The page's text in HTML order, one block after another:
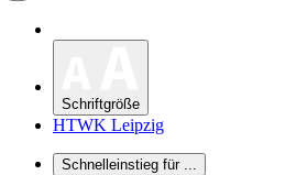
Schriftgröße
HTWK Leipzig
Schnelleinstieg für ...